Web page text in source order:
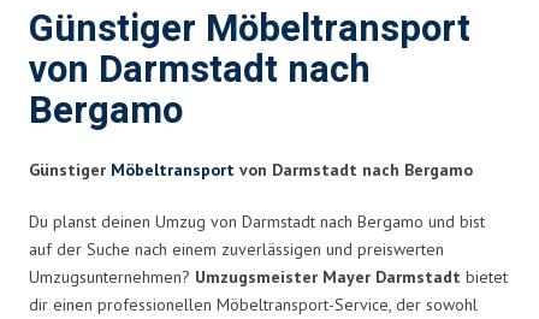
Günstiger Möbeltransport
von Darmstadt nach
Bergamo
Günstiger Möbeltransport von Darmstadt nach Bergamo
Du planst deinen Umzug von Darmstadt nach Bergamo und bist
auf der Suche nach einem zuverlässigen und preiswerten
Umzugsunternehmen? Umzugsmeister Mayer Darmstadt bietet
dir einen professionellen Möbeltransport-Service, der sowohl